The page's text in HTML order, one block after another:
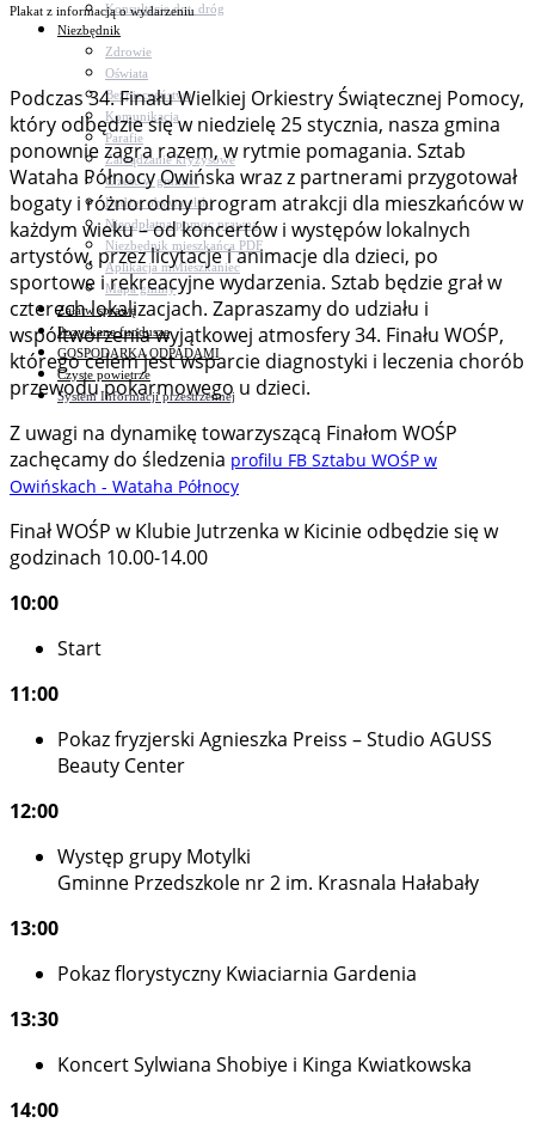
Konsultacje dot. dróg
Niezbędnik
Zdrowie
Oświata
Bezpieczeństwo
Komunikacja
Parafie
Zarządzanie kryzysowe
C.ześć w gminie!
Budżet obywatelski
Nieodpłatna pomoc prawna
Niezbędnik mieszkańca PDF
Aplikacja mMieszkaniec
Mapa gminy
Załatw sprawę
Pozyskane fundusze
GOSPODARKA ODPADAMI
Czyste powietrze
System Informacji przestrzennej
Plakat z informacją o wydarzeniu
Podczas 34. Finału Wielkiej Orkiestry Świątecznej Pomocy,
który odbędzie się w niedzielę 25 stycznia, nasza gmina
ponownie zagra razem, w rytmie pomagania. Sztab
Wataha Północy Owińska wraz z partnerami przygotował
bogaty i różnorodny program atrakcji dla mieszkańców w
każdym wieku – od koncertów i występów lokalnych
artystów, przez licytacje i animacje dla dzieci, po
sportowe i rekreacyjne wydarzenia. Sztab będzie grał w
czterech lokalizacjach. Zapraszamy do udziału i
współtworzenia wyjątkowej atmosfery 34. Finału WOŚP,
którego celem jest wsparcie diagnostyki i leczenia chorób
przewodu pokarmowego u dzieci.
Z uwagi na dynamikę towarzyszącą Finałom WOŚP
zachęcamy do śledzenia profilu FB Sztabu WOŚP w
Owińskach - Wataha Północy
Finał WOŚP w Klubie Jutrzenka w Kicinie odbędzie się w
godzinach 10.00-14.00
10:00
Start
11:00
Pokaz fryzjerski Agnieszka Preiss – Studio AGUSS
Beauty Center
12:00
Występ grupy Motylki
Gminne Przedszkole nr 2 im. Krasnala Hałabały
13:00
Pokaz florystyczny Kwiaciarnia Gardenia
13:30
Koncert Sylwiana Shobiye i Kinga Kwiatkowska
14:00